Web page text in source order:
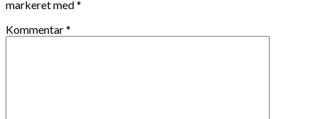
markeret med*
Kommentar*